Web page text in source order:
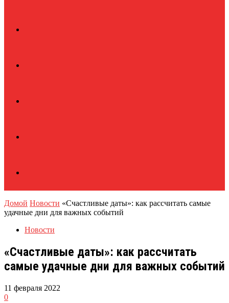
Домой Новости «Счастливые даты»: как рассчитать самые
удачные дни для важных событий
Новости
«Счастливые даты»: как рассчитать
самые удачные дни для важных событий
11 февраля 2022
0